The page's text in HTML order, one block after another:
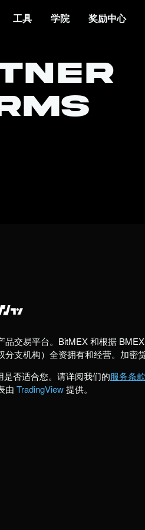
工具 学院 奖励中心
品交易平台。BitMEX 和根据
分支机构）全资拥有和经营。加密
否适合您。请详阅我们的服务条款
由 TradingView提供。